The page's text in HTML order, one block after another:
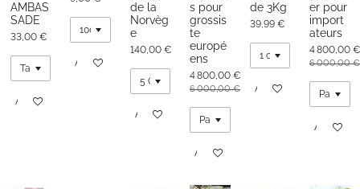
AMBAS
SADE
33,00 €
Ajouter au panier
Ajouter au panier
de la
Norvèg
e
140,00 €
Ajouter au panier
s pour
grossis
te
europé
ens
4 800,00 €
6 000,00 €
Ajouter au panier
de 3Kg
39,99 €
Ajouter au panier
er pour
import
ateurs
4 800,00 €
6 000,00 €
Ajouter